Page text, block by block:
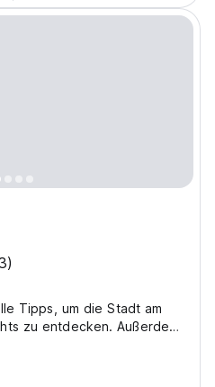
Tipps, um die Stadt am
zu entdecken. Außerdem
die sich wie zu